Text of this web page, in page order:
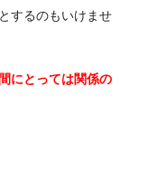
するのもいけませ
にとっては関係の